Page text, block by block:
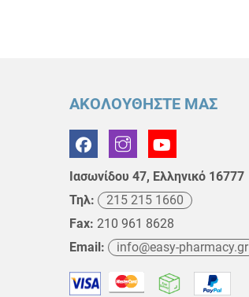
ΑΚΟΛΟΥΘΗΣΤΕ ΜΑΣ
Ιασωνίδου 47, Ελληνικό 16777
Τηλ:
215 215 1660
Fax: 210 961 8628
Email:
info@easy-pharmacy.gr